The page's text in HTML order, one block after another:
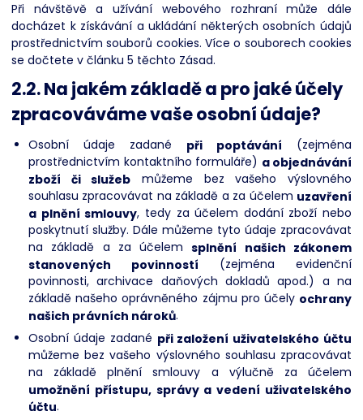
Při návštěvě a užívání webového rozhraní může dále
docházet k získávání a ukládání některých osobních údajů
prostřednictvím souborů cookies. Více o souborech cookies
se dočtete v článku 5 těchto Zásad.
2.2. Na jakém základě a pro jaké účely
zpracováváme vaše osobní údaje?
Osobní údaje zadané při poptávání (zejména
prostřednictvím kontaktního formuláře) a objednávání
zboží či služeb můžeme bez vašeho výslovného
souhlasu zpracovávat na základě a za účelem uzavření
a plnění smlouvy, tedy za účelem dodání zboží nebo
poskytnutí služby. Dále můžeme tyto údaje zpracovávat
na základě a za účelemsplnění našich zákonem
stanovených povinností (zejména evidenční
povinnosti, archivace daňových dokladů apod.) a na
základě našeho oprávněného zájmu pro účely ochrany
našich právních nároků.
Osobní údaje zadané při založení uživatelského účtu
můžeme bez vašeho výslovného souhlasu zpracovávat
na základě plnění smlouvy a výlučně za účelem
umožnění přístupu, správy a vedení uživatelského
účtu.